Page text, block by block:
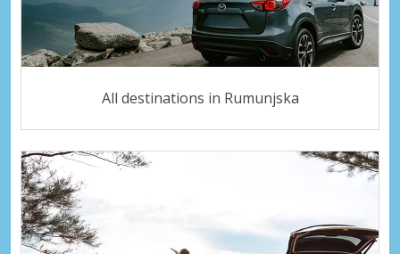
All destinations in Rumunjska